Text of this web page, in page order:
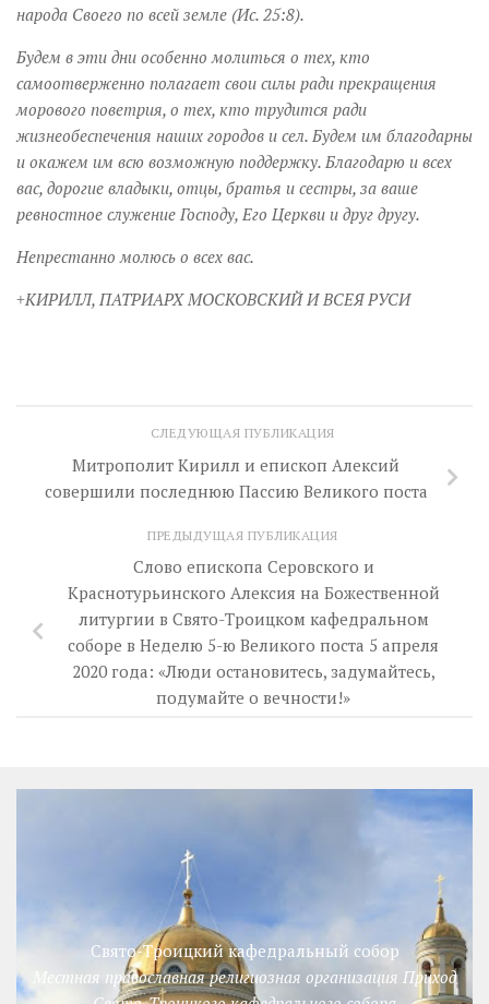
народа Своего по всей земле (Ис. 25:8).
Будем в эти дни особенно молиться о тех, кто
самоотверженно полагает свои силы ради прекращения
морового поветрия, о тех, кто трудится ради
жизнеобеспечения наших городов и сел. Будем им благодарны
и окажем им всю возможную поддержку. Благодарю и всех
вас, дорогие владыки, отцы, братья и сестры, за ваше
ревностное служение Господу, Его Церкви и друг другу.
Непрестанно молюсь о всех вас.
+КИРИЛЛ, ПАТРИАРХ МОСКОВСКИЙ И ВСЕЯ РУСИ
СЛЕДУЮЩАЯ ПУБЛИКАЦИЯ
Митрополит Кирилл и епископ Алексий
совершили последнюю Пассию Великого поста
ПРЕДЫДУЩАЯ ПУБЛИКАЦИЯ
Слово епископа Серовского и
Краснотурьинского Алексия на Божественной
литургии в Свято-Троицком кафедральном
соборе в Неделю 5-ю Великого поста 5 апреля
2020 года: «Люди остановитесь, задумайтесь,
подумайте о вечности!»
Свято-Троицкий кафедральный собор
Местная православная религиозная организация Приход